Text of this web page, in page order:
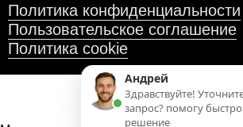
Политика конфиденциальности
Пользовательское соглашение
Политика cookie
Андрей
Здравствуйте!
запрос? помогу
решение